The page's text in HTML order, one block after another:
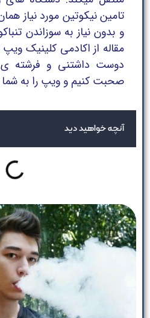
تامین نیکوتین مورد نیاز
و بدون نیاز به سوزاندن
مقاله از اکادمی کلینیک
دوست داشتنی و فرشته ی
صحبت کنیم و ویپ را به شما
آنچه خواهید دید